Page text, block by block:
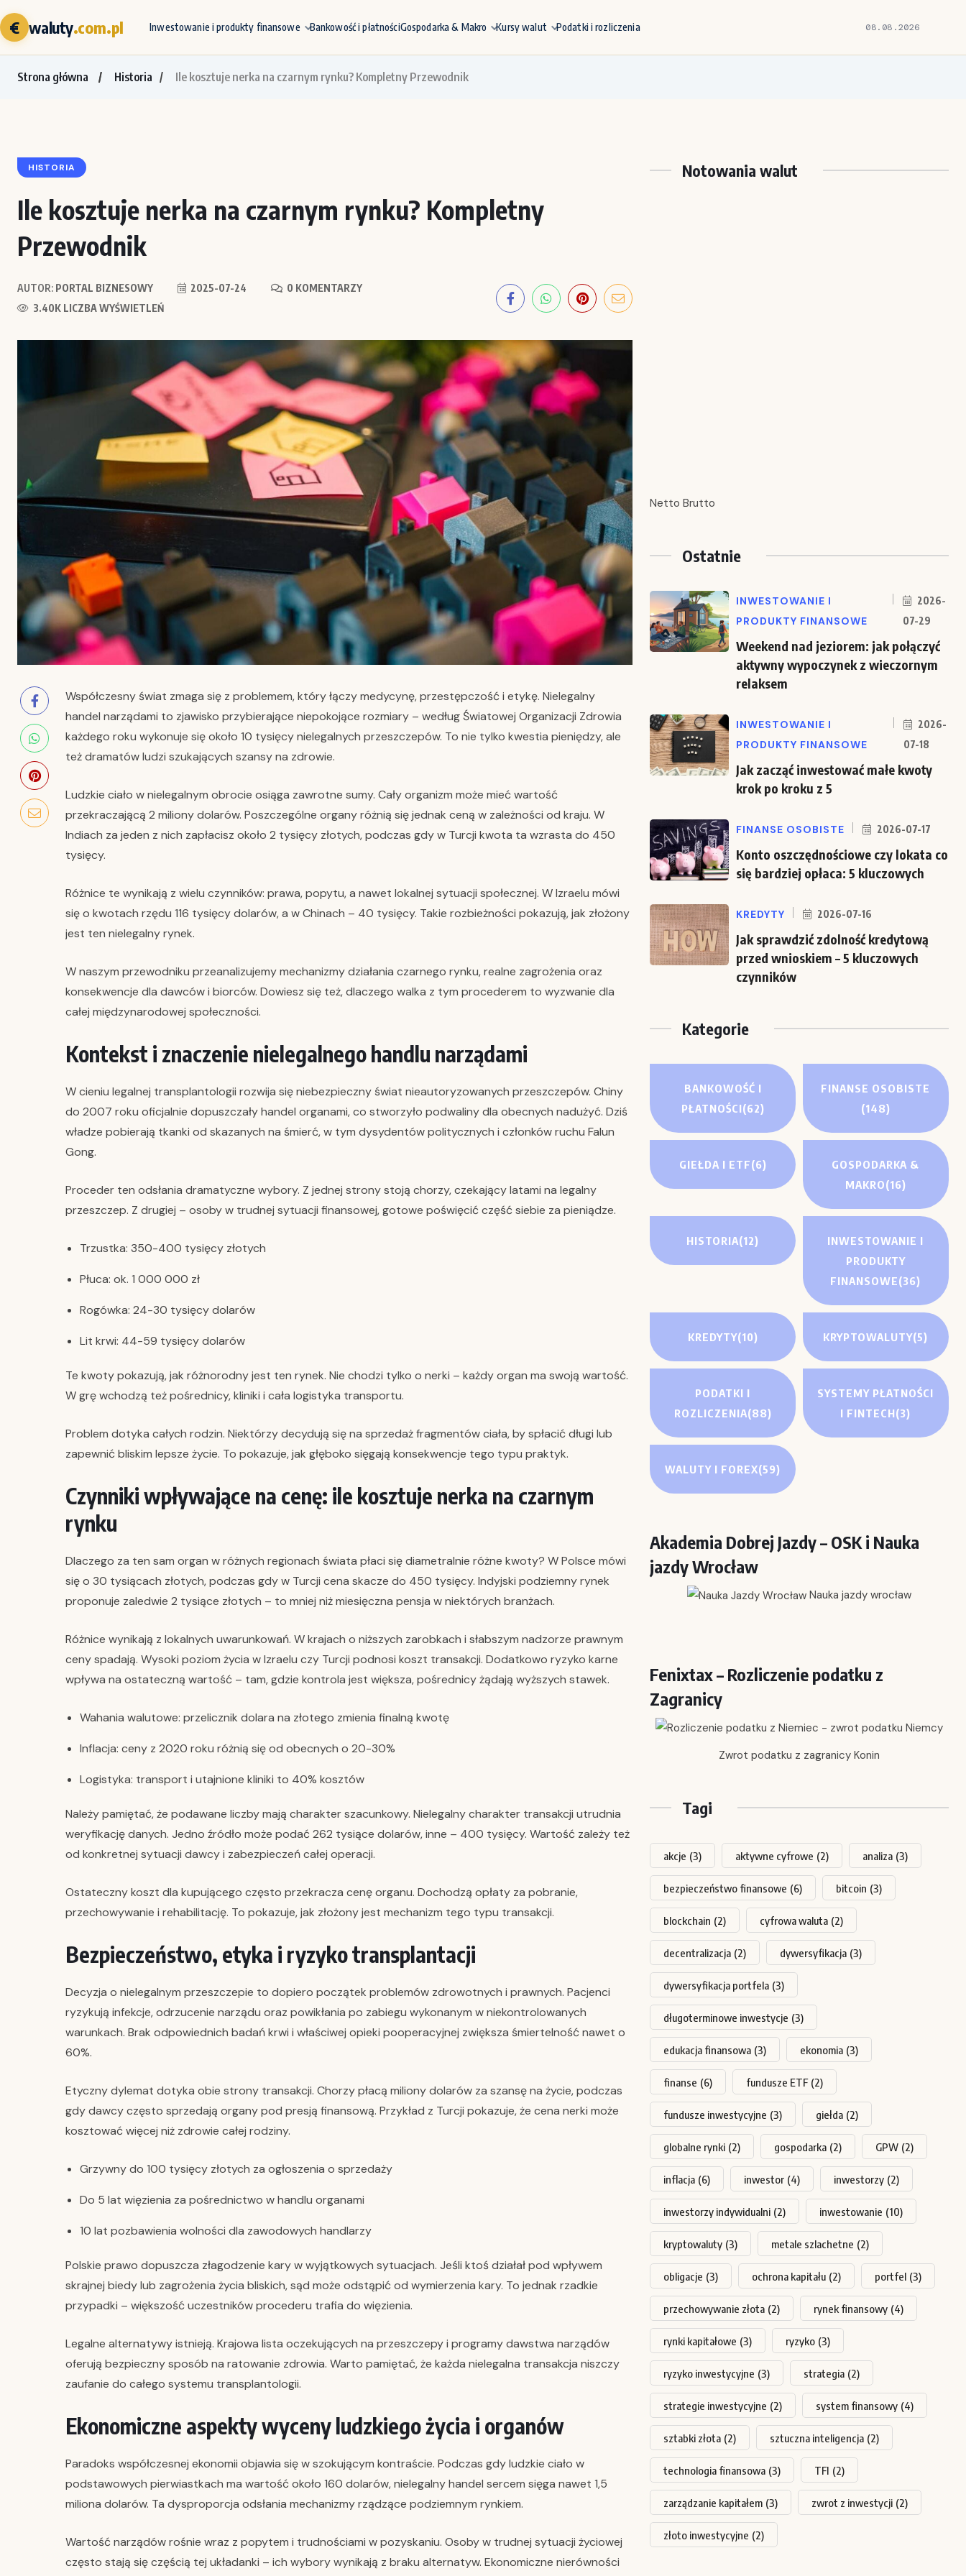
€ waluty.com.pl Inwestowanie i produkty finansowe Bankowość i płatnościGospodarka & Makro Kursy walut Podatki i rozliczenia 08.08.2026
Strona główna Historia Ile kosztuje nerka na czarnym rynku? Kompletny Przewodnik
HISTORIA
Ile kosztuje nerka na czarnym rynku? Kompletny
Przewodnik
AUTOR: PORTAL BIZNESOWY 2025-07-24
0 KOMENTARZY
3.40K LICZBA WYŚWIETLEŃ
Współczesny świat zmaga się z problemem, który łączy medycynę, przestępczość i etykę. Nielegalny
handel narządami to zjawisko przybierające niepokojące rozmiary – według Światowej Organizacji Zdrowia
każdego roku wykonuje się około 10 tysięcy nielegalnych przeszczepów. To nie tylko kwestia pieniędzy, ale
też dramatów ludzi szukających szansy na zdrowie.
Ludzkie ciało w nielegalnym obrocie osiąga zawrotne sumy. Cały organizm może mieć wartość
przekraczającą 2 miliony dolarów. Poszczególne organy różnią się jednak ceną w zależności od kraju. W
Indiach za jeden z nich zapłacisz około 2 tysięcy złotych, podczas gdy w Turcji kwota ta wzrasta do 450
tysięcy.
Różnice te wynikają z wielu czynników: prawa, popytu, a nawet lokalnej sytuacji społecznej. W Izraelu mówi
się o kwotach rzędu 116 tysięcy dolarów, a w Chinach – 40 tysięcy. Takie rozbieżności pokazują, jak złożony
jest ten nielegalny rynek.
W naszym przewodniku przeanalizujemy mechanizmy działania czarnego rynku, realne zagrożenia oraz
konsekwencje dla dawców i biorców. Dowiesz się też, dlaczego walka z tym procederem to wyzwanie dla
całej międzynarodowej społeczności.
Kontekst i znaczenie nielegalnego handlu narządami
W cieniu legalnej transplantologii rozwija się niebezpieczny świat nieautoryzowanych przeszczepów. Chiny
do 2007 roku oficjalnie dopuszczały handel organami, co stworzyło podwaliny dla obecnych nadużyć. Dziś
władze pobierają tkanki od skazanych na śmierć, w tym dysydentów politycznych i członków ruchu Falun
Gong.
Proceder ten odsłania dramatyczne wybory. Z jednej strony stoją chorzy, czekający latami na legalny
przeszczep. Z drugiej – osoby w trudnej sytuacji finansowej, gotowe poświęcić część siebie za pieniądze.
Trzustka: 350-400 tysięcy złotych
Płuca: ok. 1 000 000 zł
Rogówka: 24-30 tysięcy dolarów
Lit krwi: 44-59 tysięcy dolarów
Te kwoty pokazują, jak różnorodny jest ten rynek. Nie chodzi tylko o nerki – każdy organ ma swoją wartość.
W grę wchodzą też pośrednicy, kliniki i cała logistyka transportu.
Problem dotyka całych rodzin. Niektórzy decydują się na sprzedaż fragmentów ciała, by spłacić długi lub
zapewnić bliskim lepsze życie. To pokazuje, jak głęboko sięgają konsekwencje tego typu praktyk.
Czynniki wpływające na cenę: ile kosztuje nerka na czarnym
rynku
Dlaczego za ten sam organ w różnych regionach świata płaci się diametralnie różne kwoty? W Polsce mówi
się o 30 tysiącach złotych, podczas gdy w Turcji cena skacze do 450 tysięcy. Indyjski podziemny rynek
proponuje zaledwie 2 tysiące złotych – to mniej niż miesięczna pensja w niektórych branżach.
Różnice wynikają z lokalnych uwarunkowań. W krajach o niższych zarobkach i słabszym nadzorze prawnym
ceny spadają. Wysoki poziom życia w Izraelu czy Turcji podnosi koszt transakcji. Dodatkowo ryzyko karne
wpływa na ostateczną wartość – tam, gdzie kontrola jest większa, pośrednicy żądają wyższych stawek.
Wahania walutowe: przelicznik dolara na złotego zmienia finalną kwotę
Inflacja: ceny z 2020 roku różnią się od obecnych o 20-30%
Logistyka: transport i utajnione kliniki to 40% kosztów
Należy pamiętać, że podawane liczby mają charakter szacunkowy. Nielegalny charakter transakcji utrudnia
weryfikację danych. Jedno źródło może podać 262 tysiące dolarów, inne – 400 tysięcy. Wartość zależy też
od konkretnej sytuacji dawcy i zabezpieczeń całej operacji.
Ostateczny koszt dla kupującego często przekracza cenę organu. Dochodzą opłaty za pobranie,
przechowywanie i rehabilitację. To pokazuje, jak złożony jest mechanizm tego typu transakcji.
Bezpieczeństwo, etyka i ryzyko transplantacji
Decyzja o nielegalnym przeszczepie to dopiero początek problemów zdrowotnych i prawnych. Pacjenci
ryzykują infekcje, odrzucenie narządu oraz powikłania po zabiegu wykonanym w niekontrolowanych
warunkach. Brak odpowiednich badań krwi i właściwej opieki pooperacyjnej zwiększa śmiertelność nawet o
60%.
Etyczny dylemat dotyka obie strony transakcji. Chorzy płacą miliony dolarów za szansę na życie, podczas
gdy dawcy często sprzedają organy pod presją finansową. Przykład z Turcji pokazuje, że cena nerki może
kosztować więcej niż zdrowie całej rodziny.
Grzywny do 100 tysięcy złotych za ogłoszenia o sprzedaży
Do 5 lat więzienia za pośrednictwo w handlu organami
10 lat pozbawienia wolności dla zawodowych handlarzy
Polskie prawo dopuszcza złagodzenie kary w wyjątkowych sytuacjach. Jeśli ktoś działał pod wpływem
skrajnej biedy lub zagrożenia życia bliskich, sąd może odstąpić od wymierzenia kary. To jednak rzadkie
przypadki – większość uczestników procederu trafia do więzienia.
Legalne alternatywy istnieją. Krajowa lista oczekujących na przeszczepy i programy dawstwa narządów
oferują bezpieczny sposób na ratowanie zdrowia. Warto pamiętać, że każda nielegalna transakcja niszczy
zaufanie do całego systemu transplantologii.
Ekonomiczne aspekty wyceny ludzkiego życia i organów
Paradoks współczesnej ekonomii objawia się w szokującym kontraście. Podczas gdy ludzkie ciało w
podstawowych pierwiastkach ma wartość około 160 dolarów, nielegalny handel sercem sięga nawet 1,5
miliona dolarów. Ta dysproporcja odsłania mechanizmy rządzące podziemnym rynkiem.
Wartość narządów rośnie wraz z popytem i trudnościami w pozyskaniu. Osoby w trudnej sytuacji życiowej
często stają się częścią tej układanki – ich wybory wynikają z braku alternatyw. Ekonomiczne nierówności
Notowania walut
Netto Brutto
Ostatnie
INWESTOWANIE I
PRODUKTY FINANSOWE
2026-
07-29
Weekend nad jeziorem: jak połączyć
aktywny wypoczynek z wieczornym
relaksem
INWESTOWANIE I
PRODUKTY FINANSOWE
2026-
07-18
Jak zacząć inwestować małe kwoty
krok po kroku z 5
FINANSE OSOBISTE 2026-07-17
Konto oszczędnościowe czy lokata co
się bardziej opłaca: 5 kluczowych
KREDYTY 2026-07-16
Jak sprawdzić zdolność kredytową
przed wnioskiem – 5 kluczowych
czynników
Kategorie
BANKOWOŚĆ I
PŁATNOŚCI(62)
FINANSE OSOBISTE
(148)
GIEŁDA I ETF(6)
GOSPODARKA &
MAKRO(16)
HISTORIA(12)
INWESTOWANIE I
PRODUKTY
FINANSOWE(36)
KREDYTY(10) KRYPTOWALUTY(5)
PODATKI I
ROZLICZENIA(88)
SYSTEMY PŁATNOŚCI
I FINTECH(3)
WALUTY I FOREX(59)
Akademia Dobrej Jazdy – OSK i Nauka
jazdy Wrocław
Nauka jazdy wrocław
Fenixtax – Rozliczenie podatku z
Zagranicy
Zwrot podatku z zagranicy Konin
Tagi
akcje (3) aktywne cyfrowe (2) analiza (3)
bezpieczeństwo finansowe (6) bitcoin (3)
blockchain (2) cyfrowa waluta (2)
decentralizacja (2) dywersyfikacja (3)
dywersyfikacja portfela (3)
długoterminowe inwestycje (3)
edukacja finansowa (3) ekonomia (3)
finanse (6) fundusze ETF (2)
fundusze inwestycyjne (3) giełda (2)
globalne rynki (2) gospodarka (2) GPW (2)
inflacja (6) inwestor (4) inwestorzy (2)
inwestorzy indywidualni (2) inwestowanie (10)
kryptowaluty (3) metale szlachetne (2)
obligacje (3) ochrona kapitału (2) portfel (3)
przechowywanie złota (2) rynek finansowy (4)
rynki kapitałowe (3) ryzyko (3)
ryzyko inwestycyjne (3) strategia (2)
strategie inwestycyjne (2) system finansowy (4)
sztabki złota (2) sztuczna inteligencja (2)
technologia finansowa (3) TFI (2)
zarządzanie kapitałem (3) zwrot z inwestycji (2)
złoto inwestycyjne (2)